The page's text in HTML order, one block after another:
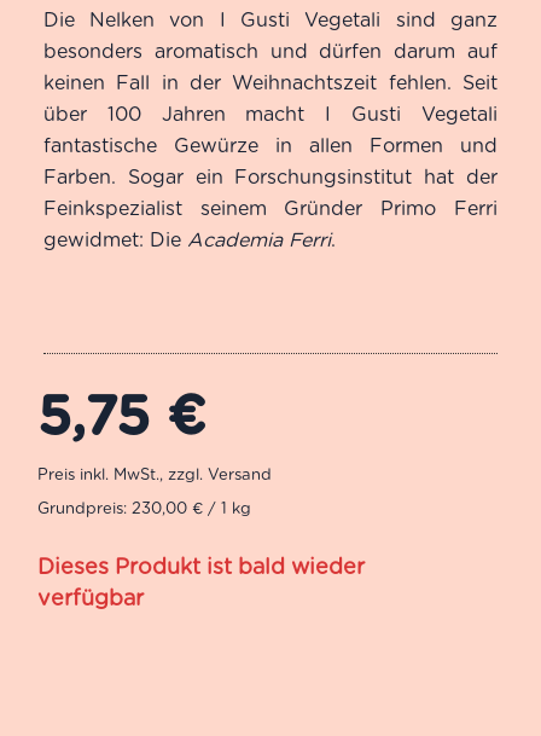
Bewertet
Die Nelken von I Gusti Vegetali sind ganz
besonders aromatisch und dürfen darum auf
keinen Fall in der Weihnachtszeit fehlen. Seit
über 100 Jahren macht I Gusti Vegetali
fantastische Gewürze in allen Formen und
Farben. Sogar ein Forschungsinstitut hat der
Feinkspezialist seinem Gründer Primo Ferri
gewidmet: Die Academia Ferri.
5,75 €
Grundpreis: 230,00 € / 1 kg
Dieses Produkt ist bald wieder
verfügbar